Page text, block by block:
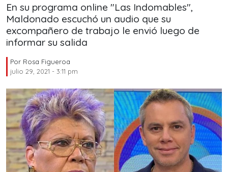
En su programa online "Las Indomables",
Maldonado escuchó un audio que su
excompañero de trabajo le envió luego de
informar su salida
Por Rosa Figueroa
julio 29, 2021 - 3:11 pm